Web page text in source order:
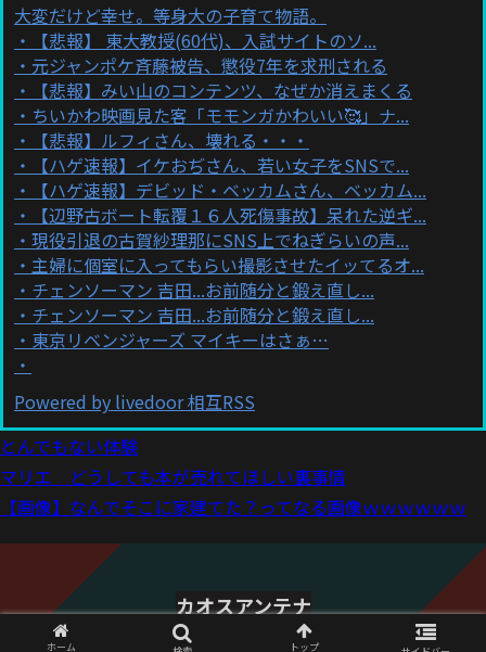
大変だけど幸せ。等身大の子育て物語。
【悲報】 東大教授(60代)、入試サイトのソ...
元ジャンポケ斉藤被告、懲役7年を求刑される
【悲報】みい山のコンテンツ、なぜか消えまくる
ちいかわ映画見た客「モモンガかわいい🥰」ナ...
【悲報】ルフィさん、壊れる・・・
【ハゲ速報】イケおぢさん、若い女子をSNSで...
【ハゲ速報】デビッド・ベッカムさん、ベッカム...
【辺野古ボート転覆１６人死傷事故】呆れた逆ギ...
現役引退の古賀紗理那にSNS上でねぎらいの声...
主婦に個室に入ってもらい撮影させたイッてるオ...
チェンソーマン 吉田...お前随分と鍛え直し...
チェンソーマン 吉田...お前随分と鍛え直し...
東京リベンジャーズ マイキーはさぁ…
Powered by livedoor 相互RSS
とんでもない体験
マリエ どうしても本が売れてほしい裏事情
【画像】なんでそこに家建てた？ってなる画像ｗｗｗｗｗｗ
カオスアンテナ
© 2021 カオスアンテナ.
ホーム トップ